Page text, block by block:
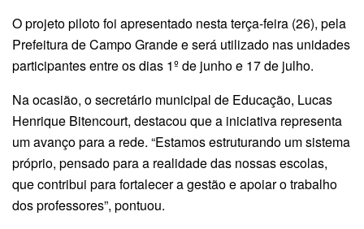
O projeto piloto foi apresentado nesta terça-feira (26), pela
Prefeitura de Campo Grande e será utilizado nas unidades
participantes entre os dias 1º de junho e 17 de julho.
Na ocasião, o secretário municipal de Educação, Lucas
Henrique Bitencourt, destacou que a iniciativa representa
um avanço para a rede. “Estamos estruturando um sistema
próprio, pensado para a realidade das nossas escolas,
que contribui para fortalecer a gestão e apoiar o trabalho
dos professores”, pontuou.